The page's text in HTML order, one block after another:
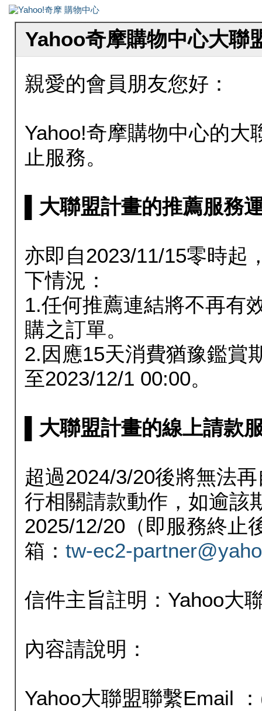
Yahoo奇摩購物中心大聯
親愛的會員朋友您好：
Yahoo!奇摩購物中心的大
止服務。
▌大聯盟計畫的推薦服務
亦即自2023/11/15零時起
下情況：
1.任何推薦連結將不再有
購之訂單。
2.因應15天消費猶豫鑑賞
至2023/12/1 00:00。
▌大聯盟計畫的線上請款
超過2024/3/20後將無法
行相關請款動作，如逾該
2025/12/20（即服務終止
箱： tw-ec2-
信件主旨註明：Yahoo大
內容請說明：
Yahoo大聯盟聯繫Email